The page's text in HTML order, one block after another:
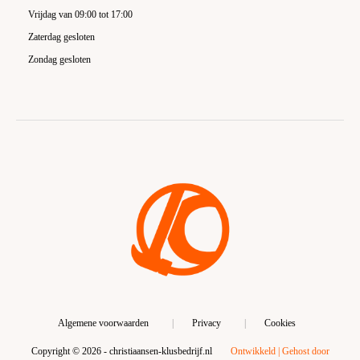
Vrijdag van 09:00 tot 17:00
Zaterdag gesloten
Zondag gesloten
Algemene voorwaarden | Privacy | Cookies
Copyright © 2026 - christiaansen-klusbedrijf.nl
Ontwikkeld | Gehost door